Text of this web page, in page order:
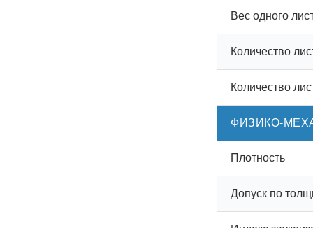
Вес одного
Количество
Количество
ФИЗИКО-
Плотность
Допуск по